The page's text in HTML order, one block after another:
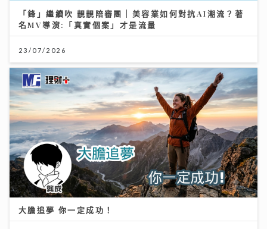
「鋒」繼續吹 靚靚陪審團 | 美容業如何對抗AI潮流？著
名MV導演:「真實個案」才是流量
23/07/2026
大膽追夢 你一定成功！